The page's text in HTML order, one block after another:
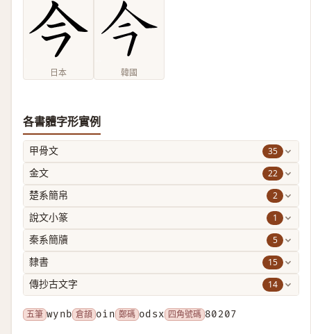
日本 韓國
各書體字形實例
甲骨文 35
金文 22
楚系簡帛 2
說文小篆 1
秦系簡牘 5
隸書 15
傳抄古文字 14
五筆 wynb 倉頡 oin 鄭碼 odsx 四角號碼 80207